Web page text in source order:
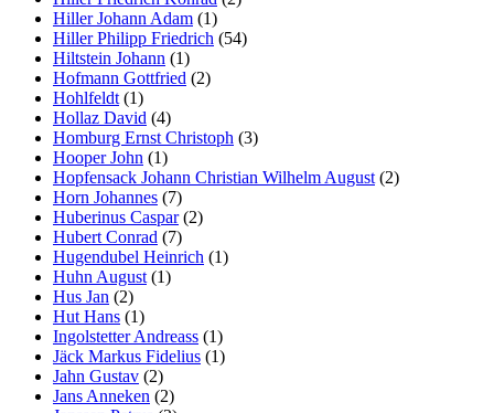
Hiller Johann Adam (1)
Hiller Philipp Friedrich (54)
Hiltstein Johann (1)
Hofmann Gottfried (2)
Hohlfeldt (1)
Hollaz David (4)
Homburg Ernst Christoph (3)
Hooper John (1)
Hopfensack Johann Christian Wilhelm August (2)
Horn Johannes (7)
Huberinus Caspar(2)
Hubert Conrad (7)
Hugendubel Heinrich (1)
Huhn August (1)
Hus Jan (2)
Hut Hans (1)
Ingolstetter Andreass (1)
Jäck Markus Fidelius (1)
Jahn Gustav (2)
Jans Anneken (2)